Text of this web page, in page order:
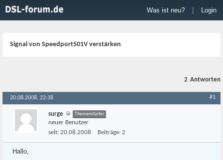
Was ist neu? Login
Signal von Speedport501V verstärken
2 Antworten
20.08.2008, 22:38 #1
surge Themenstarter
neuer Benutzer
seit: 20.08.2008 Beiträge: 2
Hallo,